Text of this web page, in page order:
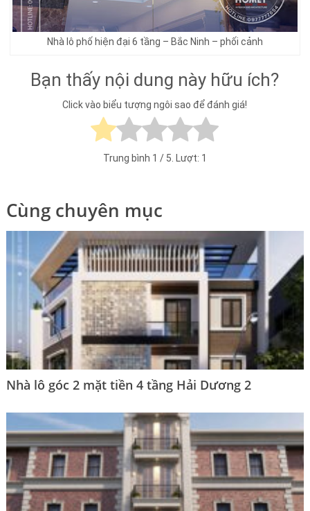
Nhà lô phố hiện đại 6 tầng – Bắc Ninh – phối cảnh
Bạn thấy nội dung này hữu ích?
Click vào biểu tượng ngôi sao để đánh giá!
Trung bình 1 / 5. Lượt: 1
Cùng chuyên mục
Nhà lô góc 2 mặt tiền 4 tầng Hải Dương 2